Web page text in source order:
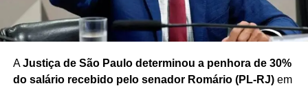
AJustiça de São Paulo determinou a penhora de 30%
do salário recebido pelo senador Romário (PL-RJ)em